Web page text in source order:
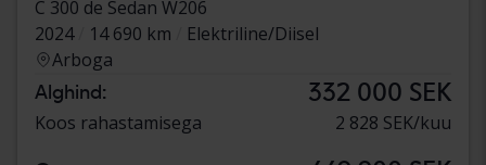
C 300 de Sedan W206
2024
14 690 km
Elektriline/Diisel
Arboga
Alghind: 332 000 SEK
Koos rahastamisega 2 828 SEK/kuu